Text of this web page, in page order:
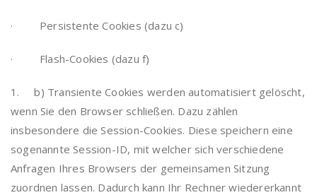
· Persistente Cookies (dazu c)
· Flash-Cookies (dazu f)
1. b) Transiente Cookies werden automatisiert gelöscht,
wenn Sie den Browser schließen. Dazu zählen
insbesondere die Session-Cookies. Diese speichern eine
sogenannte Session-ID, mit welcher sich verschiedene
Anfragen Ihres Browsers der gemeinsamen Sitzung
zuordnen lassen. Dadurch kann Ihr Rechner wiedererkannt